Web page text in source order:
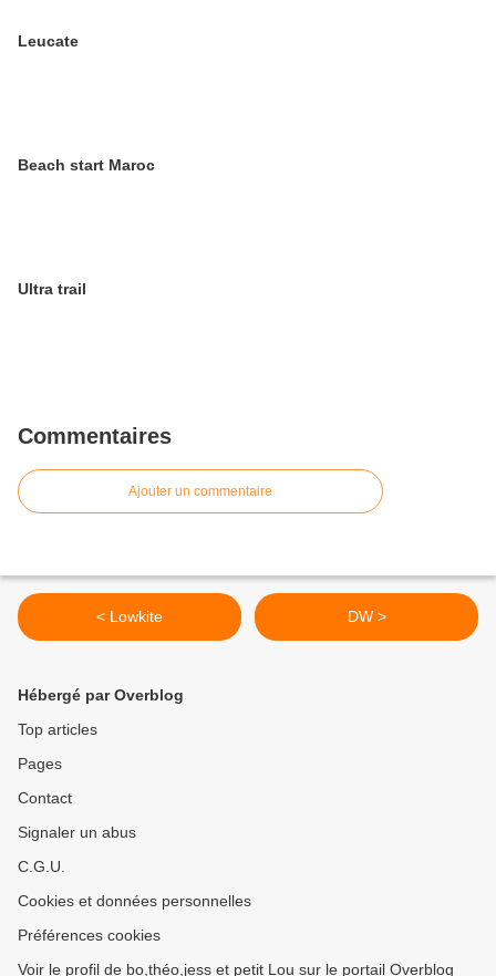
Leucate
Beach start Maroc
Ultra trail
Commentaires
Ajouter un commentaire
< Lowkite DW >
Hébergé par Overblog
Top articles
Pages
Contact
Signaler un abus
C.G.U.
Cookies et données personnelles
Préférences cookies
Voir le profil de bo,théo,jess et petit Lou sur le portail Overblog